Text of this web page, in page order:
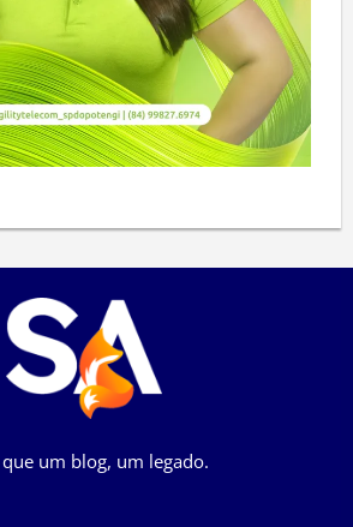
um blog, um legado.